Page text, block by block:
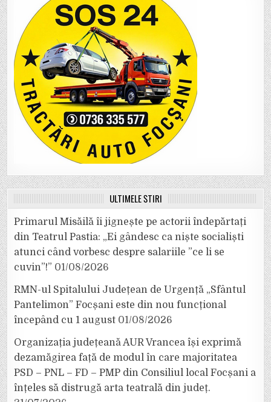
ULTIMELE ȘTIRI
Primarul Misăilă îi jignește pe actorii îndepărtați
din Teatrul Pastia: „Ei gândesc ca niște socialiști
atunci când vorbesc despre salariile ”ce li se
cuvin”!” 01/08/2026
RMN-ul Spitalului Județean de Urgență „Sfântul
Pantelimon” Focșani este din nou funcțional
începând cu 1 august 01/08/2026
Organizația județeană AUR Vrancea își exprimă
dezamăgirea față de modul în care majoritatea
PSD – PNL – FD – PMP din Consiliul local Focșani a
înțeles să distrugă arta teatrală din județ.